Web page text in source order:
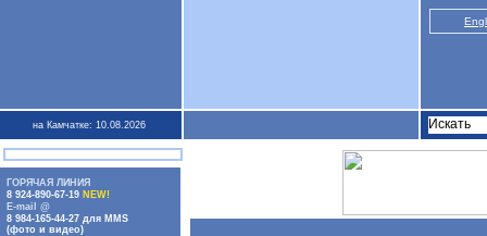
на Камчатке: 10.08.2026
ГОРЯЧАЯ ЛИНИЯ
8 924-890-67-19 NEW!
E-mail @
8 984-165-44-27 для MMS
(фото и видео)